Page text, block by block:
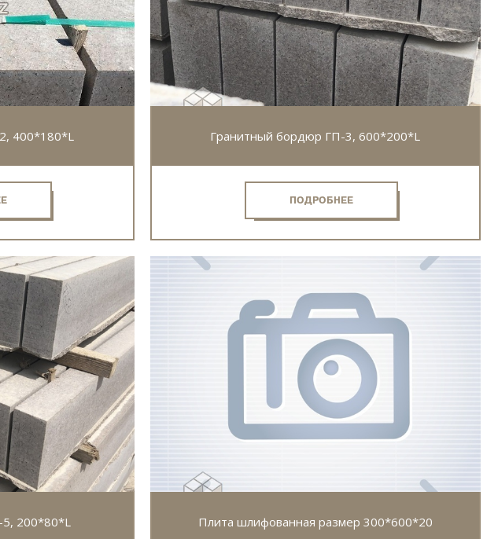
400*180*L Гранитный бордюр ГП-3, 600*200*L
ПОДРОБНЕЕ
200*80*L Плита шлифованная размер 300*600*20